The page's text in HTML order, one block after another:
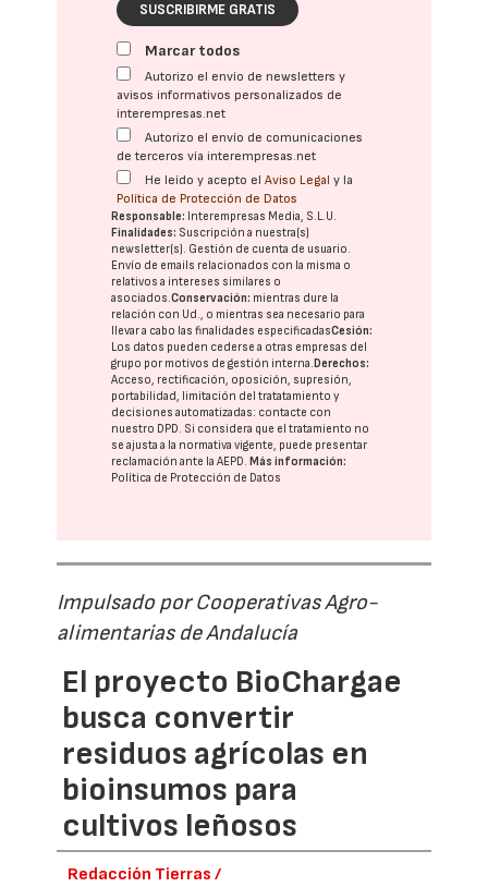
SUSCRIBIRME GRATIS
Marcar todos
Autorizo el envío de newsletters y
avisos informativos personalizados de
interempresas.net
Autorizo el envío de comunicaciones
de terceros vía interempresas.net
He leído y acepto elAviso Legal y la
Política de Protección de Datos
Responsable: Interempresas Media, S.L.U.
Finalidades: Suscripción a nuestra(s)
newsletter(s). Gestión de cuenta de usuario.
Envío de emails relacionados con la misma o
relativos a intereses similares o
asociados.Conservación: mientras dure la
relación con Ud., o mientras sea necesario para
llevar a cabo las finalidades especificadasCesión:
Los datos pueden cederse a otras empresas del
grupo por motivos de gestión interna. Derechos:
Acceso, rectificación, oposición, supresión,
portabilidad, limitación del tratatamiento y
decisiones automatizadas: contacte con
nuestro DPD. Si considera que el tratamiento no
se ajusta a la normativa vigente, puede presentar
reclamación ante laAEPD. Más información:
Política de Protección de Datos
Impulsado por Cooperativas Agro-
alimentarias de Andalucía
El proyecto BioChargae
busca convertir
residuos agrícolas en
bioinsumos para
cultivos leñosos
Redacción Tierras /